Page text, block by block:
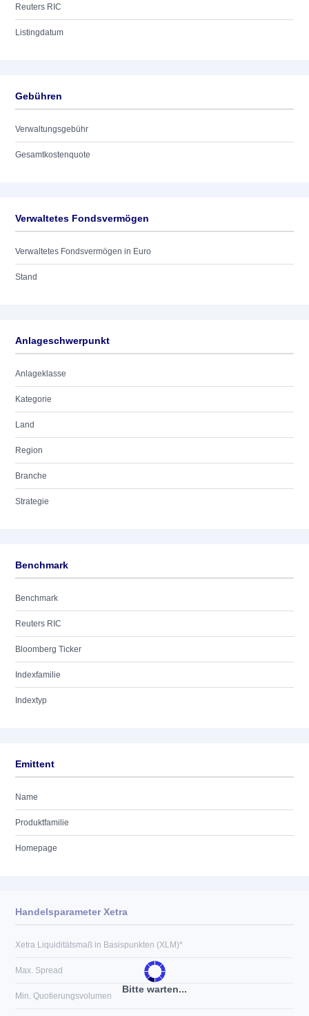
Reuters RIC
Listingdatum
Gebühren
Verwaltungsgebühr
Gesamtkostenquote
Verwaltetes Fondsvermögen
Verwaltetes Fondsvermögen in Euro
Stand
Anlageschwerpunkt
Anlageklasse
Kategorie
Land
Region
Branche
Strategie
Benchmark
Benchmark
Reuters RIC
Bloomberg Ticker
Indexfamilie
Indextyp
Emittent
Name
Produktfamilie
Homepage
Bitte warten...
Handelsparameter Xetra
Xetra Liquiditätsmaß in Basispunkten (XLM)*
Max. Spread
Min. Quotierungsvolumen